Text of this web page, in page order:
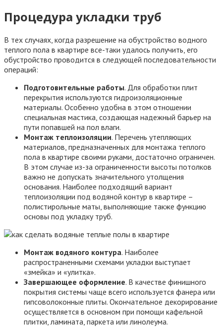
Процедура укладки труб
В тех случаях, когда разрешение на обустройство водного
теплого пола в квартире все-таки удалось получить, его
обустройство проводится в следующей последовательности
операций:
Подготовительные работы. Для обработки плит
перекрытия используются гидроизоляционные
материалы. Особенно удобна в этом отношении
специальная мастика, создающая надежный барьер на
пути попавшей на пол влаги.
Монтаж теплоизоляции. Перечень утепляющих
материалов, предназначенных для монтажа теплого
пола в квартире своими руками, достаточно ограничен.
В этом случае из-за ограниченности высоты потолков
важно не допускать значительного утолщения
основания. Наиболее подходящий вариант
теплоизоляции под водяной контур в квартире –
полистирольные маты, выполняющие также функцию
основы под укладку труб.
Монтаж водяного контура. Наиболее
распространенными схемами укладки выступает
«змейка» и «улитка».
Завершающее оформление. В качестве финишного
покрытия системы чаще всего используется фанера или
гипсоволоконные плиты. Окончательное декорирование
осуществляется в основном при помощи кафельной
плитки, ламината, паркета или линолеума.